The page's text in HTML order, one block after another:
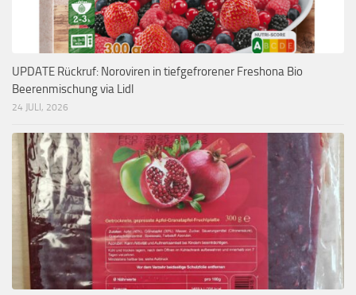
UPDATE Rückruf: Noroviren in tiefgefrorener Freshona Bio
Beerenmischung via Lidl
24 JULI, 2026